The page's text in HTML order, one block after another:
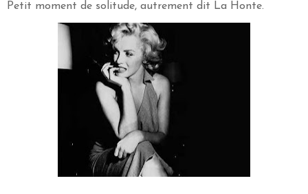
Petit moment de solitude, autrement dit La Honte.